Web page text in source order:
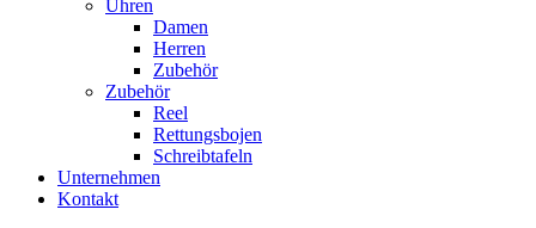
Uhren
Damen
Herren
Zubehör
Zubehör
Reel
Rettungsbojen
Schreibtafeln
Unternehmen
Kontakt